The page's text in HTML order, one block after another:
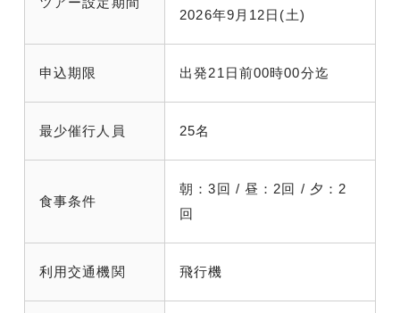
2026年9月12日(土)
申込期限 出発21日前00時00分迄
最少催行人員 25名
食事条件
朝：3回 / 昼：2回 / 夕：2
回
利用交通機関 飛行機